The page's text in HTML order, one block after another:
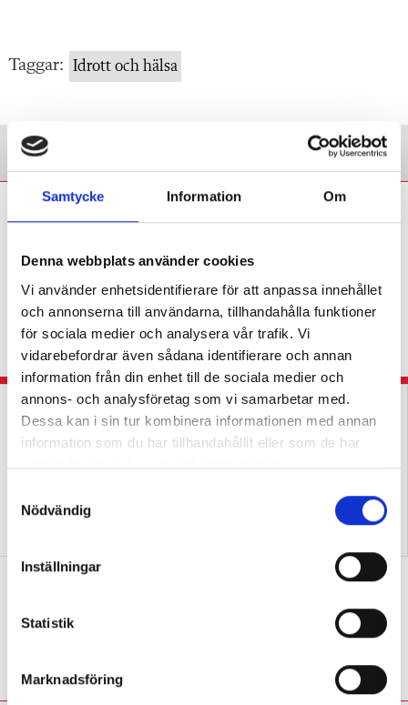
Samtycke Information Om
Denna webbplats använder cookies
Vi använder enhetsidentifierare för att anpassa innehållet
och annonserna till användarna, tillhandahålla funktioner
för sociala medier och analysera vår trafik. Vi
vidarebefordrar även sådana identifierare och annan
information från din enhet till de sociala medier och
annons- och analysföretag som vi samarbetar med.
Dessa kan i sin tur kombinera informationen med annan
information som du har tillhandahållit eller som de har
samlat in när du har använt deras tjänster.
t
Nödvändig
Inställningar
Statistik
Marknadsföring
Taggar: Idrott och hälsa
Eva Söderberg:
slöjdlektioner är en
nödvändighet
KRÖNIKASlöjdläraren: Det går inte att ladda
om hur många gånger som helst under en
arbetsdag.
Lärarna svetsar samman
Hennes färgkodade slöjdsal
Därför får tjejer mycket högre betyg